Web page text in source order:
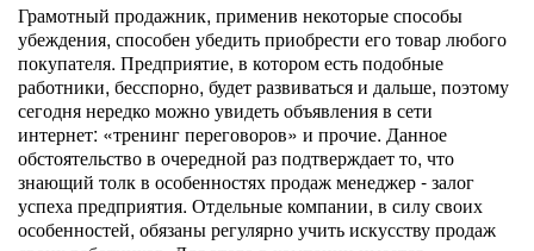
Грамотный продажник, применив некоторые способы
убеждения, способен убедить приобрести его товар любого
покупателя. Предприятие, в котором есть подобные
работники, бесспорно, будет развиваться и дальше, поэтому
сегодня нередко можно увидеть объявления в сети
интернет: «тренинг переговоров» и прочие. Данное
обстоятельство в очередной раз подтверждает то, что
знающий толк в особенностях продаж менеджер - залог
успеха предприятия. Отдельные компании, в силу своих
особенностей, обязаны регулярно учить искусству продаж